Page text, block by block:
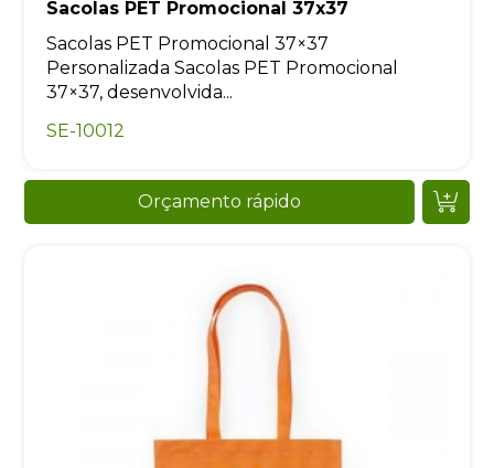
Sacolas PET Promocional 37x37
Sacolas PET Promocional 37×37
Personalizada Sacolas PET Promocional
37×37, desenvolvida...
SE-10012
Orçamento rápido